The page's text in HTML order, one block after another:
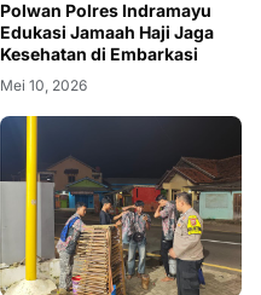
Polwan Polres Indramayu
Edukasi Jamaah Haji Jaga
Kesehatan di Embarkasi
Mei 10, 2026